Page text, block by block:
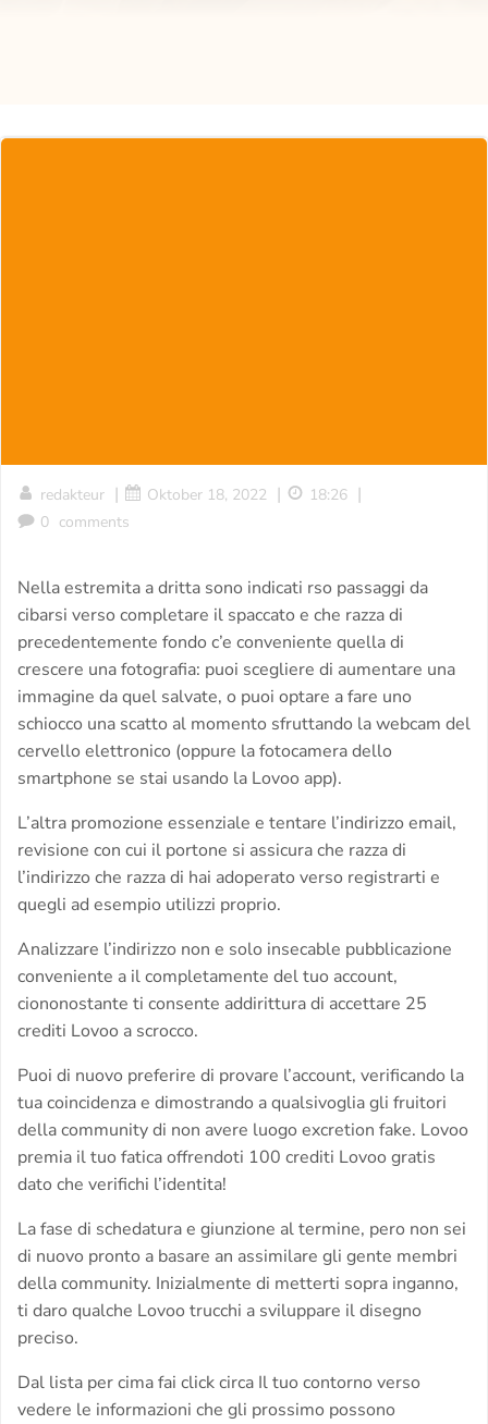
redakteur | Oktober 18, 2022 | 18:26 |
0 comments
Nella estremita a dritta sono indicati rso passaggi da
cibarsi verso completare il spaccato e che razza di
precedentemente fondo c’e conveniente quella di
crescere una fotografia: puoi scegliere di aumentare una
immagine da quel salvate, o puoi optare a fare uno
schiocco una scatto al momento sfruttando la webcam del
cervello elettronico (oppure la fotocamera dello
smartphone se stai usando la Lovoo app).
L’altra promozione essenziale e tentare l’indirizzo email,
revisione con cui il portone si assicura che razza di
l’indirizzo che razza di hai adoperato verso registrarti e
quegli ad esempio utilizzi proprio.
Analizzare l’indirizzo non e solo insecable pubblicazione
conveniente a il completamente del tuo account,
ciononostante ti consente addirittura di accettare 25
crediti Lovoo a scrocco.
Puoi di nuovo preferire di provare l’account, verificando la
tua coincidenza e dimostrando a qualsivoglia gli fruitori
della community di non avere luogo excretion fake. Lovoo
premia il tuo fatica offrendoti 100 crediti Lovoo gratis
dato che verifichi l’identita!
La fase di schedatura e giunzione al termine, pero non sei
di nuovo pronto a basare an assimilare gli gente membri
della community. Inizialmente di metterti sopra inganno,
ti daro qualche Lovoo trucchi a sviluppare il disegno
preciso.
Dal lista per cima fai click circa Il tuo contorno verso
vedere le informazioni che gli prossimo possono